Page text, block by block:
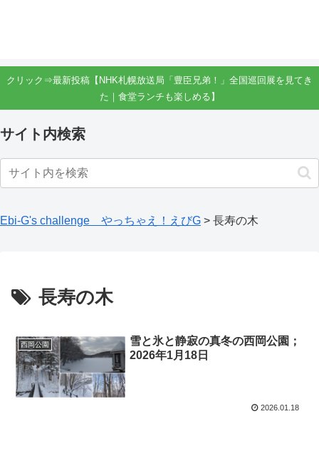
クリック⇒最新投稿【NHK札幌放送局「豊臣兄弟！」全国巡回展を見てき
た｜食堂ランチも楽しめる】
サイト内検索
Ebi-G's challenge やっちゃえ！えびG > 長寿の木
長寿の木
西岡公園
雪と氷と静寂の真冬の西岡公園；
2026年1月18日
2026.01.18